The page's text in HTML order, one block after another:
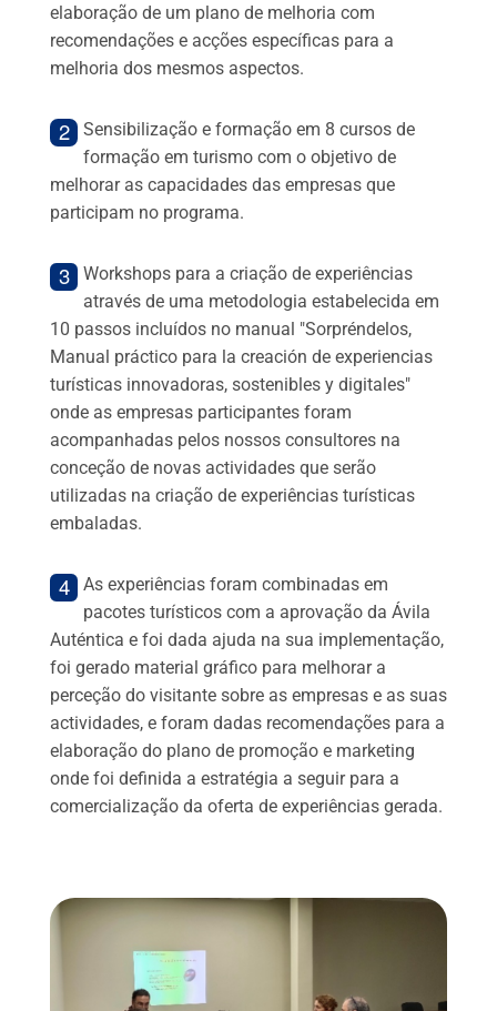
elaboração de um plano de melhoria com
recomendações e acções específicas para a
melhoria dos mesmos aspectos.
Sensibilização e formação em 8 cursos de
formação em turismo com o objetivo de
melhorar as capacidades das empresas que
participam no programa.
Workshops para a criação de experiências
através de uma metodologia estabelecida em
10 passos incluídos no manual "Sorpréndelos,
Manual práctico para la creación de experiencias
turísticas innovadoras, sostenibles y digitales"
onde as empresas participantes foram
acompanhadas pelos nossos consultores na
conceção de novas actividades que serão
utilizadas na criação de experiências turísticas
embaladas.
As experiências foram combinadas em
pacotes turísticos com a aprovação da Ávila
Auténtica e foi dada ajuda na sua implementação,
foi gerado material gráfico para melhorar a
perceção do visitante sobre as empresas e as suas
actividades, e foram dadas recomendações para a
elaboração do plano de promoção e marketing
onde foi definida a estratégia a seguir para a
comercialização da oferta de experiências gerada.